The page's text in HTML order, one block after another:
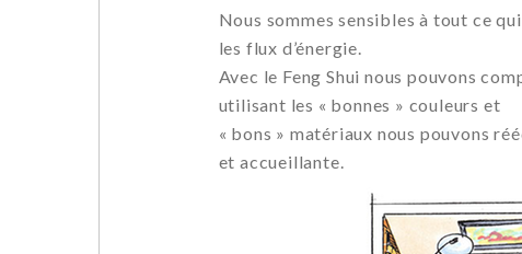
Nous sommes sensibles à tout ce
les flux d’énergie.
Avec le Feng Shui nous pouvons
utilisant les « bonnes » couleurs et
« bons » matériaux nous pouvons
et accueillante.